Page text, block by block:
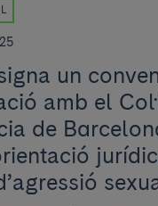
un
amb el
de